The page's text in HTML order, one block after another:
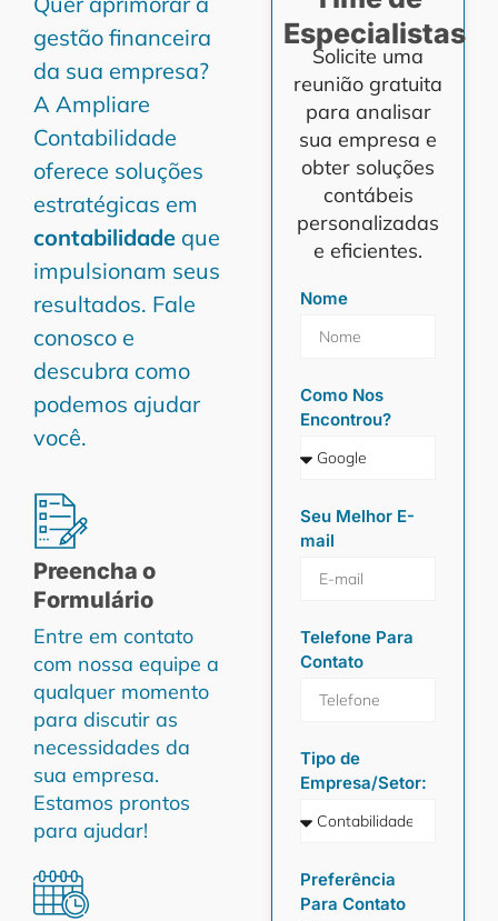
gestão financeira
da sua empresa?
A Ampliare
Contabilidade
oferece soluções
estratégicas em
contabilidade que
impulsionam seus
resultados. Fale
conosco e
descubra como
podemos ajudar
você.
Preencha o
Formulário
Entre em contato
com nossa equipe a
qualquer momento
para discutir as
necessidades da
sua empresa.
Estamos prontos
para ajudar!
Especialistas
Solicite uma
reunião gratuita
para analisar
sua empresa e
obter soluções
contábeis
personalizadas
e eficientes.
Nome
Como Nos
Encontrou?
Seu Melhor E-
mail
Telefone Para
Contato
Tipo de
Empresa/Setor:
Preferência
Para Contato